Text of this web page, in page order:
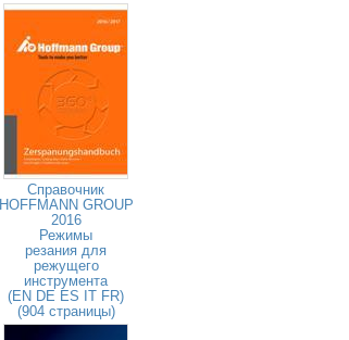
Справочник
HOFFMANN GROUP
2016
Режимы
резания для
режущего
инструмента
(EN DE ES IT FR)
(904 страницы)